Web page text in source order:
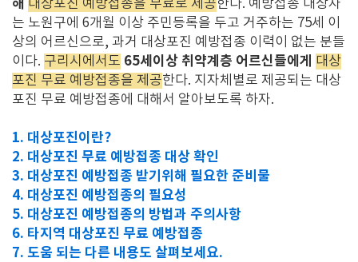
해 대상포진 예방접종을 무료로 제공한다. 예방접종 대상자
는 노원구에 6개월 이상 주민등록을 두고 거주하는 75세 이
상의 어르신으로, 과거 대상포진 예방접종 이력이 없는 분들
이다. 구리시에서도 65세이상 취약계층 어르신들에게
대상
포진 무료 예방접종을 제공한다. 지자체별로 제공되는 대상
포진 무료 예방접종에 대해서 알아보도록 하자.
1. 대상포진이란?
2. 대상포진 무료 예방접종 대상 확인
3. 대상포진 예방접종 받기위해 필요한 준비물
4. 대상포진 예방접종의 필요성
5. 대상포진 예방접종의 방법과 주의사항
6. 타지역 대상포진 무료 예방접종
7. 도움 되는 다른 내용도 살펴보세요.